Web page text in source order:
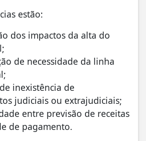
estão:
dos impactos da alta do
de necessidade da linha
inexistência de
judiciais ou extrajudiciais;
entre previsão de receitas
de pagamento.